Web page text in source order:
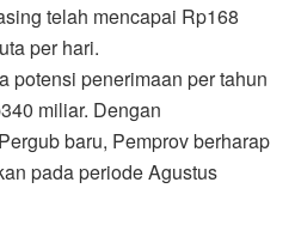
telah mencapai Rp168
per hari.
potensi penerimaan per tahun
miliar. Dengan
baru, Pemprov berharap
pada periode Agustus